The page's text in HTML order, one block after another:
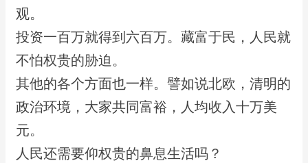
观。
​投资一百万就得到六百万。藏富于民，人民就
不怕权贵的胁迫。
​其他的各个方面也一样。譬如说北欧，清明的
政治环境，大家共同富裕，人均收入十万美
元。
​人民还需要仰权贵的鼻息生活吗？